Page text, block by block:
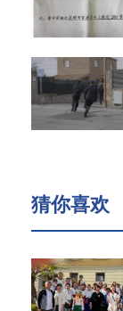
猜你喜欢